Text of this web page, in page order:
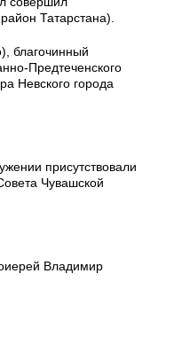
Татарстана).
благочинный
Предтеченского
Невского города
присутствовали
Чувашской
Владимир